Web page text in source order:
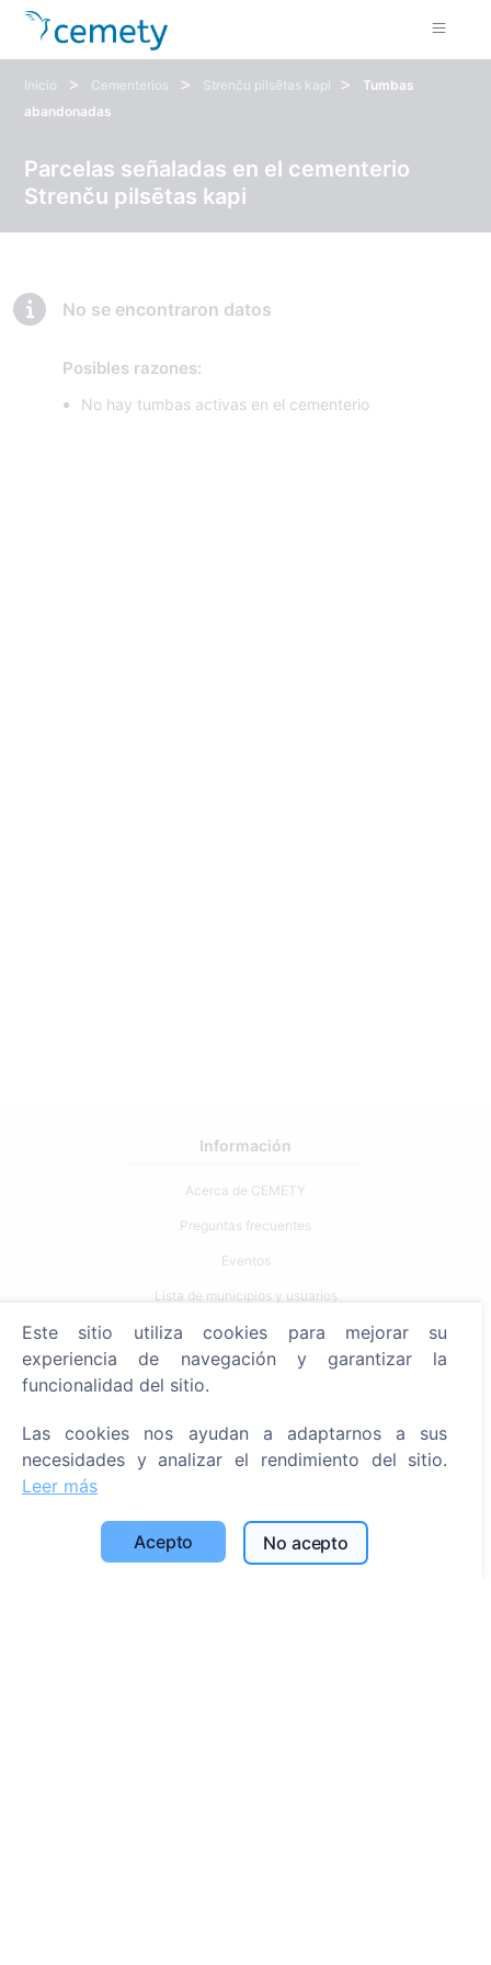
Inicio > Cementerios > Strenču pilsētas kapi >
Tumbas
abandonadas
Parcelas señaladas en el cementerio
Strenču pilsētas kapi
No se encontraron datos
Posibles razones:
No hay tumbas activas en el cementerio
Información
Acerca de CEMETY
Preguntas frecuentes
Eventos
Lista de municipios y usuarios
Política de privacidad
Política de pagos
Buscar cementerios
Este sitio utiliza cookies para mejorar su
experiencia de navegación y garantizar la
funcionalidad del sitio.
Las cookies nos ayudan a adaptarnos a sus
necesidades y analizar el rendimiento del sitio.
Leer más
Acepto No acepto